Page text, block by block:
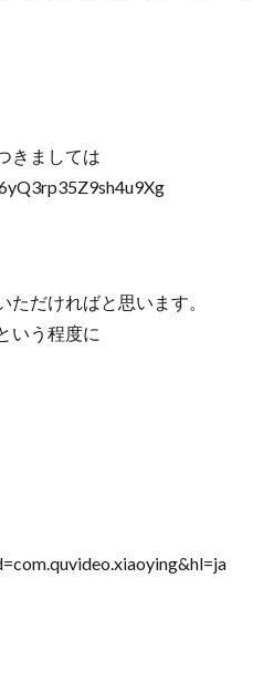
きましては
だければと思います。
いう程度に